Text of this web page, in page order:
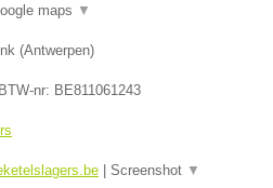
maps ▼
(Antwerpen)
BTW-nr: BE811061243
| Screenshot ▼